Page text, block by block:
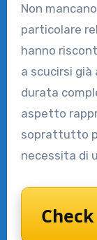
Non
particolare
hanno
a scucirsi già
durata
aspetto
soprattutto
necessita di